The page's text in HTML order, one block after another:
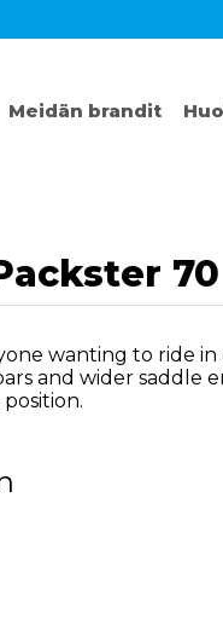
Meidän brandit
70
wanting to ride
and wider saddle